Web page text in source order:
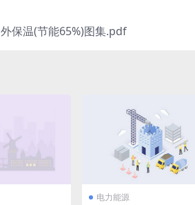
保温(节能65%)图集.pdf
电力能源